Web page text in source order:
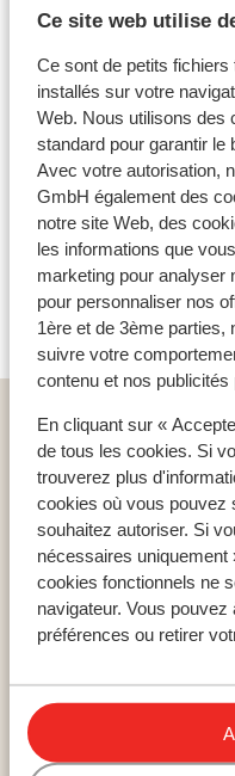
Ce site web utilise
Ce sont de petits
installés sur votre
Web. Nous utilisons des
standard pour garantir le
Avec votre autorisation,
GmbH également des
notre site Web, des
les informations que
marketing pour analyser
pour personnaliser nos
1ère et de 3ème parties,
suivre votre
contenu et nos
En cliquant sur «
de tous les cookies. Si
trouverez plus
cookies où vous pouvez
souhaitez autoriser. Si
nécessaires uniquement
cookies fonctionnels ne
navigateur. Vous
préférences ou retirer
inclusive, vous
rafraîchir dans la
spa. Les enfants
ou au mini-club.
Informations
À noter
Infos vol
Ce que les
Malheureusement, il
pour cet
Home vacances
Byala Beach Resort